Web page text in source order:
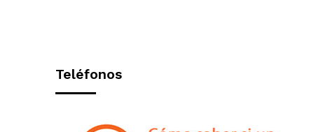
Teléfonos